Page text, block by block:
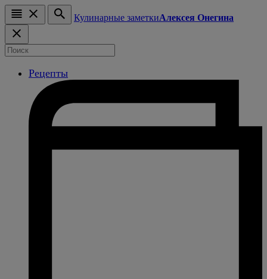
Кулинарные заметкиАлексея Онегина
Рецепты